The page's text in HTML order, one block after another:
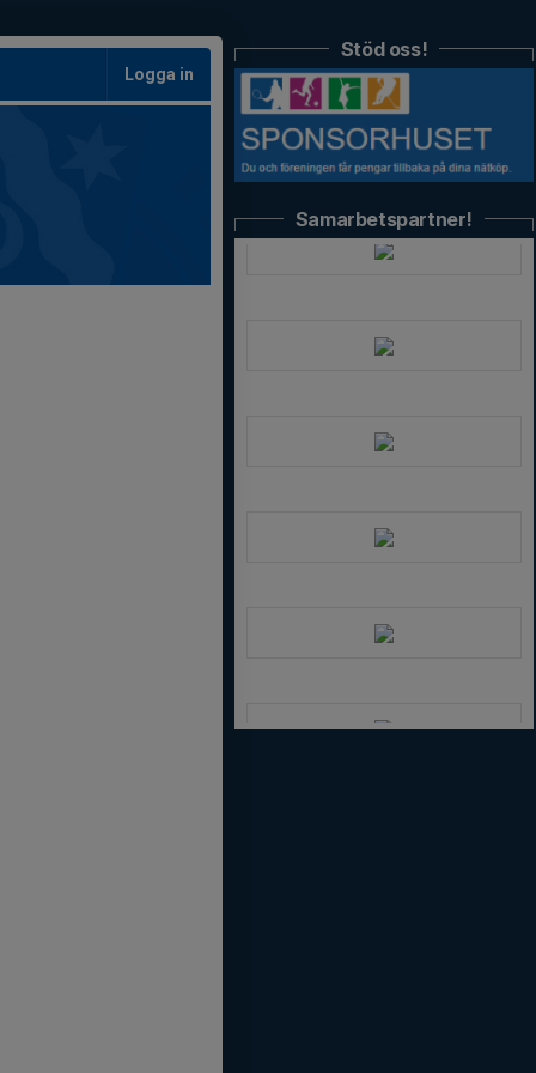
Logga in
Stöd oss!
Samarbetspartner!